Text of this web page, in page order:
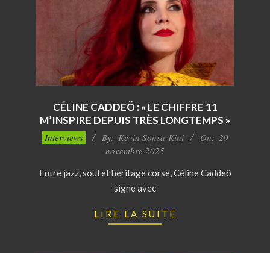
CÉLINE CADDEÖ : « LE CHIFFRE 11
M’INSPIRE DEPUIS TRÈS LONGTEMPS »
2025-
Interviews By: Kevin Sonsa-Kini On: 29
novembre 2025
Entre jazz, soul et héritage corse, Céline Caddeö
signe avec
LIRE LA SUITE